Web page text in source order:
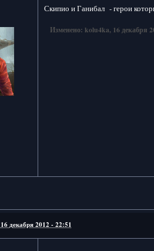
Скипио и Ганибал - герои
Изменено: kolu4ka, 16 декабря
16 декабря 2012 - 22:51